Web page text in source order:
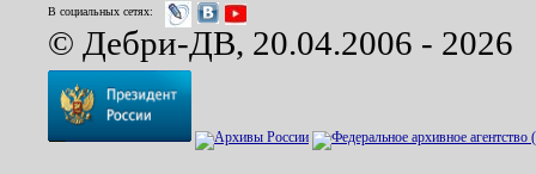
В социальных сетях:
© Дебри-ДВ, 20.04.2006 - 2026